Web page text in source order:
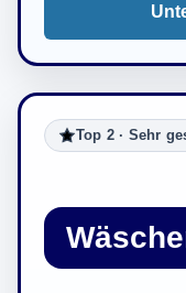
Top 2 · Sehr